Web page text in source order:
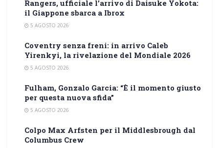
Rangers, ufficiale l’arrivo di Daisuke Yokota:
il Giappone sbarca a Ibrox
5 AGOSTO 2026
Coventry senza freni: in arrivo Caleb
Yirenkyi, la rivelazione del Mondiale 2026
5 AGOSTO 2026
Fulham, Gonzalo Garcia: “È il momento giusto
per questa nuova sfida”
5 AGOSTO 2026
Colpo Max Arfsten per il Middlesbrough dal
Columbus Crew